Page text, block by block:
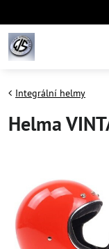
Integrální helmy
Helma